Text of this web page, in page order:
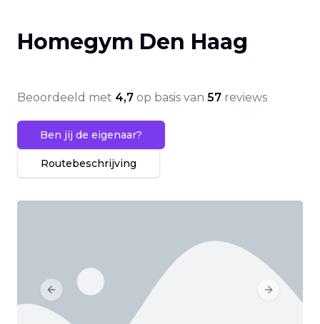
Homegym Den Haag
Beoordeeld met 4,7 op basis van 57 reviews
Ben jij de eigenaar?
Routebeschrijving
Previous slide Next slide